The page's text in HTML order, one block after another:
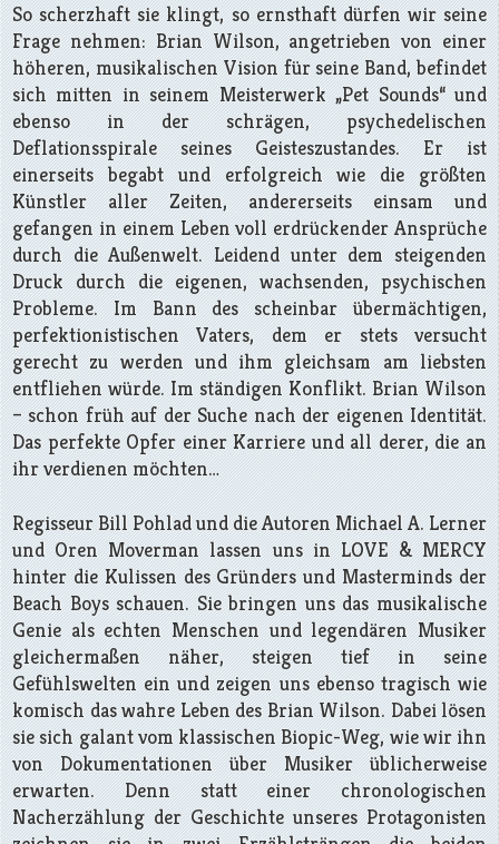
So scherzhaft sie klingt, so ernsthaft dürfen wir seine
Frage nehmen: Brian Wilson, angetrieben von einer
höheren, musikalischen Vision für seine Band, befindet
sich mitten in seinem Meisterwerk „Pet Sounds“ und
ebenso in der schrägen, psychedelischen
Deflationsspirale seines Geisteszustandes. Er ist
einerseits begabt und erfolgreich wie die größten
Künstler aller Zeiten, andererseits einsam und
gefangen in einem Leben voll erdrückender Ansprüche
durch die Außenwelt. Leidend unter dem steigenden
Druck durch die eigenen, wachsenden, psychischen
Probleme. Im Bann des scheinbar übermächtigen,
perfektionistischen Vaters, dem er stets versucht
gerecht zu werden und ihm gleichsam am liebsten
entfliehen würde. Im ständigen Konflikt. Brian Wilson
– schon früh auf der Suche nach der eigenen Identität.
Das perfekte Opfer einer Karriere und all derer, die an
ihr verdienen möchten…
Regisseur Bill Pohlad und die Autoren Michael A. Lerner
und Oren Moverman lassen uns in LOVE & MERCY
hinter die Kulissen des Gründers und Masterminds der
Beach Boys schauen. Sie bringen uns das musikalische
Genie als echten Menschen und legendären Musiker
gleichermaßen näher, steigen tief in seine
Gefühlswelten ein und zeigen uns ebenso tragisch wie
komisch das wahre Leben des Brian Wilson. Dabei lösen
sie sich galant vom klassischen Biopic-Weg, wie wir ihn
von Dokumentationen über Musiker üblicherweise
erwarten. Denn statt einer chronologischen
Nacherzählung der Geschichte unseres Protagonisten